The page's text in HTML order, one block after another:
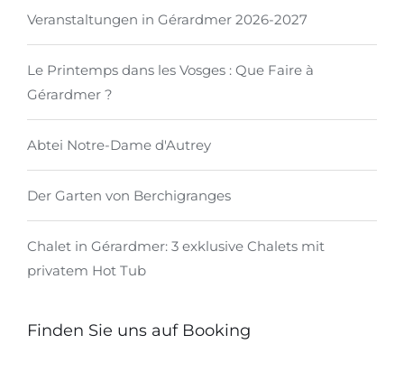
Veranstaltungen in Gérardmer 2026-2027
Le Printemps dans les Vosges : Que Faire à
Gérardmer ?
Abtei Notre-Dame d'Autrey
Der Garten von Berchigranges
Chalet in Gérardmer: 3 exklusive Chalets mit
privatem Hot Tub
Finden Sie uns auf Booking